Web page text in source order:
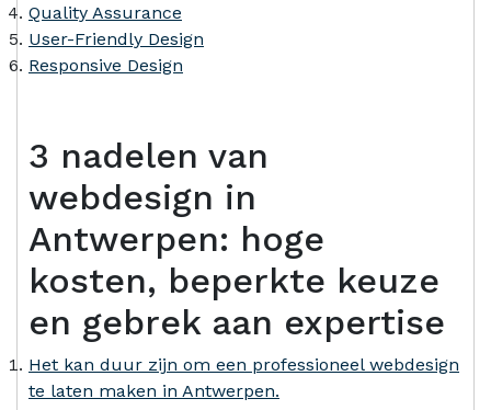
Quality Assurance
User-Friendly Design
Responsive Design
3 nadelen van
webdesign in
Antwerpen: hoge
kosten, beperkte keuze
en gebrek aan expertise
Het kan duur zijn om een professioneel webdesign
te laten maken in Antwerpen.